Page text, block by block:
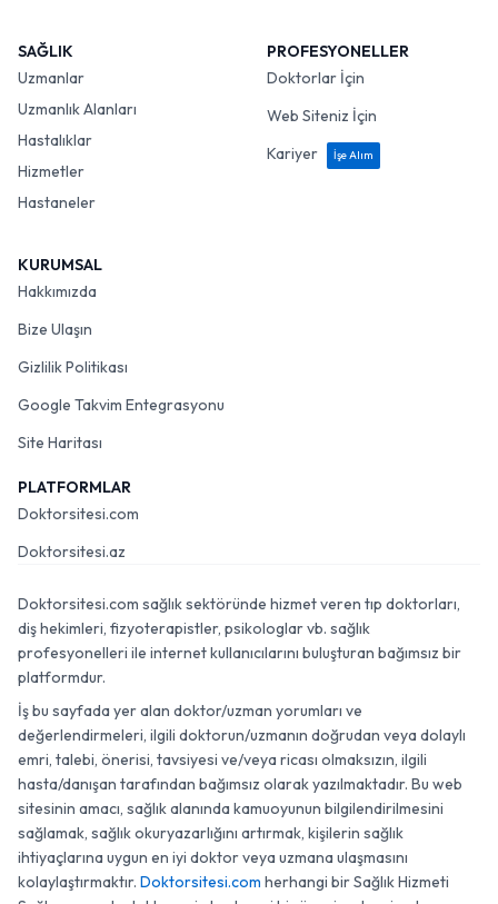
SAĞLIK
Uzmanlar
Uzmanlık Alanları
Hastalıklar
Hizmetler
Hastaneler
PROFESYONELLER
Doktorlar İçin
Web Siteniz İçin
Kariyer
İşe Alım
KURUMSAL
Hakkımızda
Bize Ulaşın
Gizlilik Politikası
Google Takvim Entegrasyonu
Site Haritası
PLATFORMLAR
Doktorsitesi.com
Doktorsitesi.az
Doktorsitesi.com sağlık sektöründe hizmet veren tıp doktorları,
diş hekimleri, fizyoterapistler, psikologlar vb. sağlık
profesyonelleri ile internet kullanıcılarını buluşturan bağımsız bir
platformdur.
İş bu sayfada yer alan doktor/uzman yorumları ve
değerlendirmeleri, ilgili doktorun/uzmanın doğrudan veya dolaylı
emri, talebi, önerisi, tavsiyesi ve/veya ricası olmaksızın, ilgili
hasta/danışan tarafından bağımsız olarak yazılmaktadır. Bu web
sitesinin amacı, sağlık alanında kamuoyunun bilgilendirilmesini
sağlamak, sağlık okuryazarlığını artırmak, kişilerin sağlık
ihtiyaçlarına uygun en iyi doktor veya uzmana ulaşmasını
kolaylaştırmaktır. Doktorsitesi.com herhangi bir Sağlık Hizmeti